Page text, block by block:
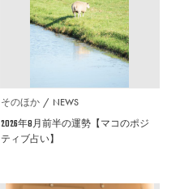
そのほか NEWS
2026年8月前半の運勢【マコのポジ
ティブ占い】